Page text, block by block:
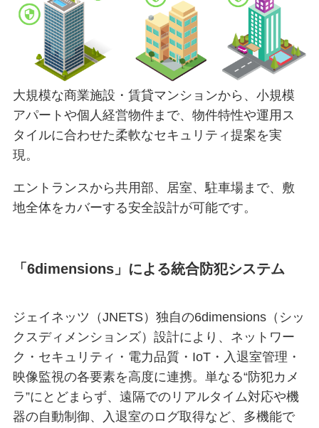
大規模な商業施設・賃貸マンションから、小規模
アパートや個人経営物件まで、物件特性や運用ス
タイルに合わせた柔軟なセキュリティ提案を実
現。
エントランスから共用部、居室、駐車場まで、敷
地全体をカバーする安全設計が可能です。
「6dimensions」による統合防犯システム
ジェイネッツ（JNETS）独自の6dimensions（シッ
クスディメンションズ）設計により、ネットワー
ク・セキュリティ・電力品質・IoT・入退室管理・
映像監視の各要素を高度に連携。単なる“防犯カメ
ラ”にとどまらず、遠隔でのリアルタイム対応や機
器の自動制御、入退室のログ取得など、多機能で